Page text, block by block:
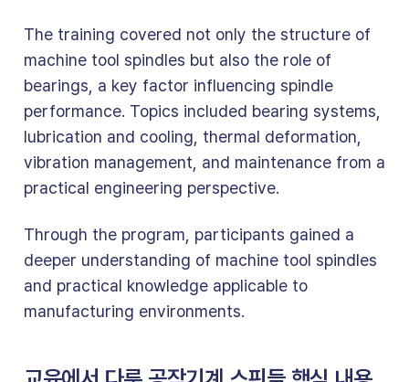
The training covered not only the structure of
machine tool spindles but also the role of
bearings, a key factor influencing spindle
performance. Topics included bearing systems,
lubrication and cooling, thermal deformation,
vibration management, and maintenance from a
practical engineering perspective.
Through the program, participants gained a
deeper understanding of machine tool spindles
and practical knowledge applicable to
manufacturing environments.